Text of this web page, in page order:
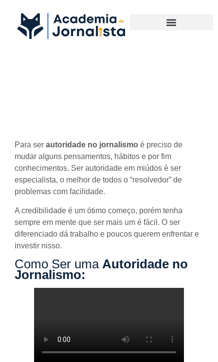
Para ser autoridade no jornalismo é preciso de
mudar alguns pensamentos, hábitos e por fim
conhecimentos. Ser autoridade em miúdos é ser
especialista, o melhor de todos o “resolvedor” de
problemas com facilidade.
A credibilidade é um ótimo começo, porém tenha
sempre em mente que ser mais um é fácil. O ser
diferenciado dá trabalho e poucos querem enfrentar e
investir nisso.
Como Ser uma Autoridade no
Jornalismo: